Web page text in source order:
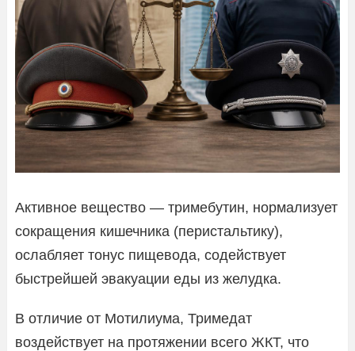
Активное вещество — тримебутин, нормализует
сокращения кишечника (перистальтику),
ослабляет тонус пищевода, содействует
быстрейшей эвакуации еды из желудка.
В отличие от Мотилиума, Тримедат
воздействует на протяжении всего ЖКТ, что